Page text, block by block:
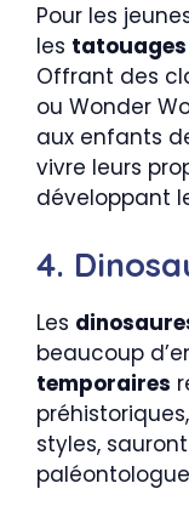
Pour les
les
Offrant des
ou Wonder
aux enfants
vivre leurs
développant
4.
Les
beaucoup
temporaires
styles,